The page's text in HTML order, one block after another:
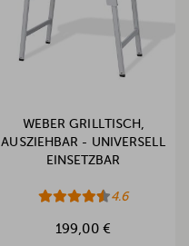
WEBER GRILLTISCH,
AUSZIEHBAR - UNIVERSELL
EINSETZBAR
4.6
199,00 €